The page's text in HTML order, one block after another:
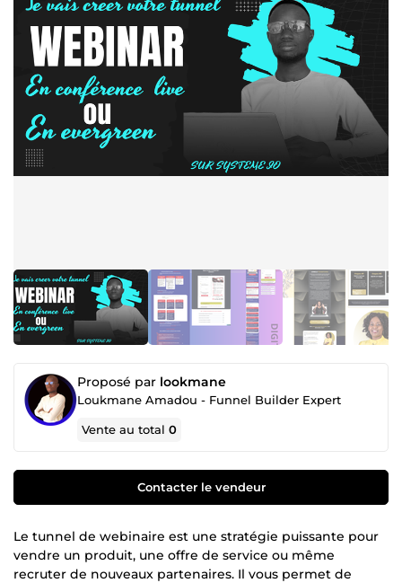
Proposé par lookmane
Loukmane Amadou - Funnel Builder Expert
Vente au total0
Contacter le vendeur
Le tunnel de webinaire est une stratégie puissante pour
vendre un produit, une offre de service ou même
recruter de nouveaux partenaires. Il vous permet de